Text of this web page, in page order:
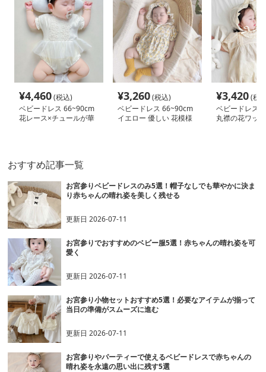
¥4,460(税込)
ベビードレス 66~90cm
花レース×チュールが華
¥3,260(税込)
ベビードレス 66~90cm
イエロー 優しい 花模様
¥3,420(税
ベビードレス
丸襟の花ワッ
おすすめ記事一覧
お宮参りベビードレスのみ5選！帽子なしでも華やかに決ま
り赤ちゃんの晴れ姿を美しく残せる
更新日2026-07-11
お宮参りでおすすめのベビー服5選！赤ちゃんの晴れ姿を可
愛く
更新日2026-07-11
お宮参り小物セットおすすめ5選！必要なアイテムが揃って
当日の準備がスムーズに進む
更新日2026-07-11
お宮参りやパーティーで使えるベビードレスで赤ちゃんの
晴れ姿を永遠の思い出に残す5選